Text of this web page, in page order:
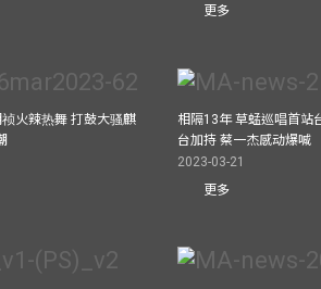
更多
火辣热舞 打鼓大骚麒
相隔13年 草蜢巡唱首站
台加持 蔡一杰感动爆喊
2023-03-21
更多